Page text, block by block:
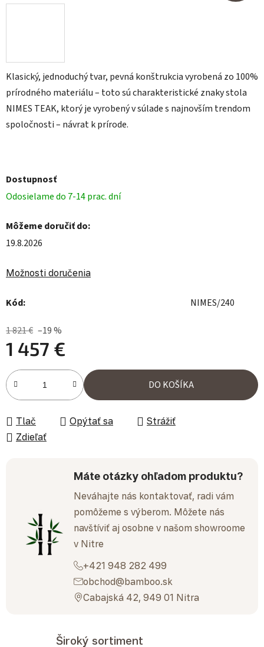
Klasický, jednoduchý tvar, pevná konštrukcia vyrobená zo 100%
prírodného materiálu – toto sú charakteristické znaky stola
NIMES TEAK, ktorý je vyrobený v súlade s najnovším trendom
spoločnosti – návrat k prírode.
Dostupnosť
Odosielame do 7-14 prac. dní
Môžeme doručiť do:
19.8.2026
Možnosti doručenia
Kód: NIMES/240
1 821 € –19 %
1 457 €
Jednotková cena:
DO KOŠÍKA
Tlač Opýtať sa
Strážiť
Zdieľať
Máte otázky ohľadom produktu?
Neváhajte nás kontaktovať, radi vám
pomôžeme s výberom. Môžete nás
navštíviť aj osobne v našom showroome
v Nitre
+421 948 282 499
obchod@bamboo.sk
Cabajská 42, 949 01 Nitra
Široký sortiment